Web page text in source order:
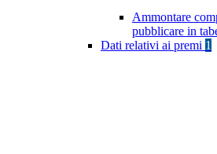
Ammontare
pubblicare in
Dati relativi ai premi 1